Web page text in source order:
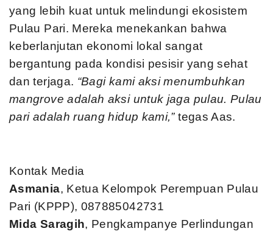
yang lebih kuat untuk melindungi ekosistem
Pulau Pari. Mereka menekankan bahwa
keberlanjutan ekonomi lokal sangat
bergantung pada kondisi pesisir yang sehat
dan terjaga. “Bagi kami aksi menumbuhkan
mangrove adalah aksi untuk jaga pulau. Pulau
pari adalah ruang hidup kami,”tegas Aas.
Kontak Media
Asmania, Ketua Kelompok Perempuan Pulau
Pari (KPPP), 087885042731
Mida Saragih, Pengkampanye Perlindungan